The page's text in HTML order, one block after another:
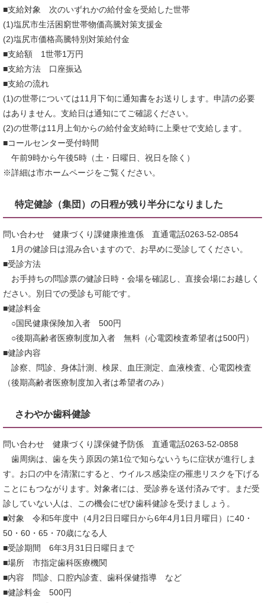
■支給対象 次のいずれかの給付金を受給した世帯
(1)塩尻市生活困窮世帯物価高騰対策支援金
(2)塩尻市価格高騰特別対策給付金
■支給額 1世帯1万円
■支給方法 口座振込
■支給の流れ
(1)の世帯については11月下旬に通知書をお送りします。申請の必要
はありません。支給日は通知にてご確認ください。
(2)の世帯は11月上旬からの給付金支給時に上乗せで支給します。
■コールセンター受付時間
午前9時から午後5時（土・日曜日、祝日を除く）
※詳細は市ホームページをご覧ください。
特定健診（集団）の日程が残り半分になりました
問い合わせ 健康づくり課健康推進係 直通電話0263-52-0854
1月の健診日は混み合いますので、お早めに受診してください。
■受診方法
お手持ちの問診票の健診日時・会場を確認し、直接会場にお越しく
ださい。別日での受診も可能です。
■健診料金
○国民健康保険加入者 500円
○後期高齢者医療制度加入者 無料（心電図検査希望者は500円）
■健診内容
診察、問診、身体計測、検尿、血圧測定、血液検査、心電図検査
（後期高齢者医療制度加入者は希望者のみ）
さわやか歯科健診
問い合わせ 健康づくり課保健予防係 直通電話0263-52-0858
歯周病は、歯を失う原因の第1位で知らないうちに症状が進行しま
す。お口の中を清潔にすると、ウイルス感染症の罹患リスクを下げる
ことにもつながります。対象者には、受診券を送付済みです。まだ受
診していない人は、この機会にぜひ歯科健診を受けましょう。
■対象 令和5年度中（4月2日日曜日から6年4月1日月曜日）に40・
50・60・65・70歳になる人
■受診期間 6年3月31日日曜日まで
■場所 市指定歯科医療機関
■内容 問診、口腔内診査、歯科保健指導 など
■健診料金 500円